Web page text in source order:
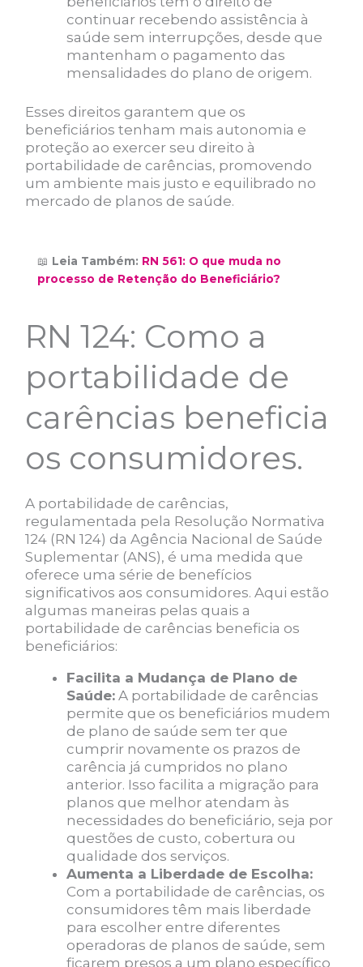
continuar recebendo assistência à
saúde sem interrupções, desde que
mantenham o pagamento das
mensalidades do plano de origem.
Esses direitos garantem que os
beneficiários tenham mais autonomia e
proteção ao exercer seu direito à
portabilidade de carências, promovendo
um ambiente mais justo e equilibrado no
mercado de planos de saúde.
📖 Leia Também: RN 561: O que muda no
processo de Retenção do Beneficiário?
RN 124: Como a
portabilidade de
carências beneficia
os consumidores.
A portabilidade de carências,
regulamentada pela Resolução Normativa
124 (RN 124) da Agência Nacional de Saúde
Suplementar (ANS), é uma medida que
oferece uma série de benefícios
significativos aos consumidores. Aqui estão
algumas maneiras pelas quais a
portabilidade de carências beneficia os
beneficiários:
Facilita a Mudança de Plano de
Saúde: A portabilidade de carências
permite que os beneficiários mudem
de plano de saúde sem ter que
cumprir novamente os prazos de
carência já cumpridos no plano
anterior. Isso facilita a migração para
planos que melhor atendam às
necessidades do beneficiário, seja por
questões de custo, cobertura ou
qualidade dos serviços.
Aumenta a Liberdade de Escolha:
Com a portabilidade de carências, os
consumidores têm mais liberdade
para escolher entre diferentes
operadoras de planos de saúde, sem
ficarem presos a um plano específico